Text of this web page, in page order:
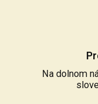
Na dolnom